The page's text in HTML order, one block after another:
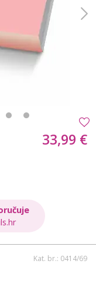
33,99 €
Kat. br.: 0414/69